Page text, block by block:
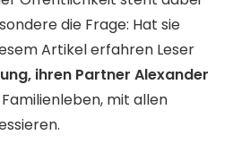
die Frage: Hat sie
Artikel erfahren Leser
ihren Partner Alexander
mit allen